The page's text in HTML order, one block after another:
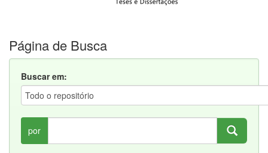
Página de Busca
Buscar em:
por